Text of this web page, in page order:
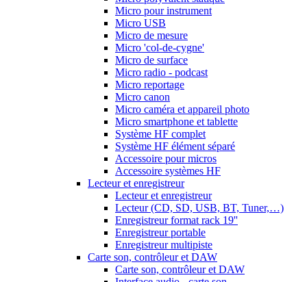
Micro pour instrument
Micro USB
Micro de mesure
Micro 'col-de-cygne'
Micro de surface
Micro radio - podcast
Micro reportage
Micro canon
Micro caméra et appareil photo
Micro smartphone et tablette
Système HF complet
Système HF élément séparé
Accessoire pour micros
Accessoire systèmes HF
Lecteur et enregistreur
Lecteur et enregistreur
Lecteur (CD, SD, USB, BT, Tuner,…)
Enregistreur format rack 19''
Enregistreur portable
Enregistreur multipiste
Carte son, contrôleur et DAW
Carte son, contrôleur et DAW